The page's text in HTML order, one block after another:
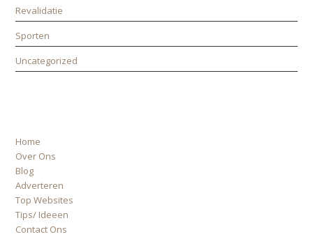
Revalidatie
Sporten
Uncategorized
Home
Over Ons
Blog
Adverteren
Top Websites
Tips/ Ideeen
Contact Ons